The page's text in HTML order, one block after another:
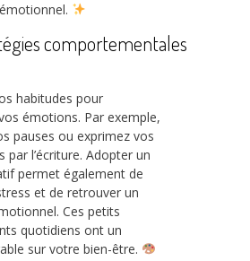
comportementales
habitudes pour
émotions. Par exemple,
pauses ou exprimez vos
par l’écriture. Adopter un
permet également de
et de retrouver un
Ces petits
quotidiens ont un
sur votre bien-être.